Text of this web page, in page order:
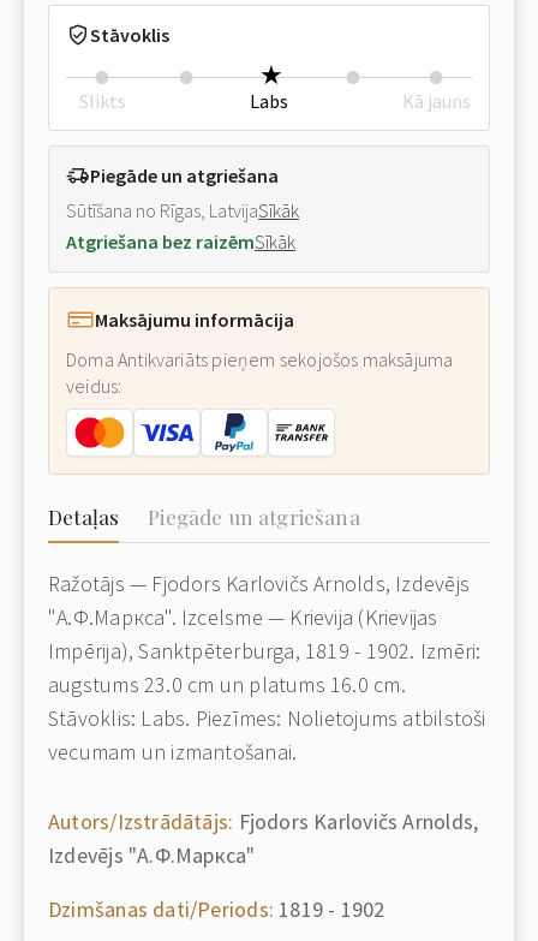
Stāvoklis
Slikts Labs Kā jauns
Piegāde un atgriešana
Sūtīšana no Rīgas, LatvijaSīkāk
Atgriešana bez raizēmSīkāk
Maksājumu informācija
Doma Antikvariāts pieņem sekojošos maksājuma
veidus:
Detaļas Piegāde un atgriešana
Ražotājs — Fjodors Karlovičs Arnolds, Izdevējs
"А.Ф.Маркса". Izcelsme — Krievija (Krievijas
Impērija), Sanktpēterburga, 1819 - 1902. Izmēri:
augstums 23.0 cm un platums 16.0 cm.
Stāvoklis: Labs. Piezīmes: Nolietojums atbilstoši
vecumam un izmantošanai.
Autors/Izstrādātājs: Fjodors Karlovičs Arnolds,
Izdevējs "А.Ф.Маркса"
Dzimšanas dati/Periods: 1819 - 1902